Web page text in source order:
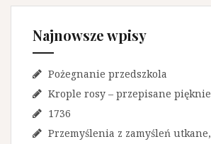
Najnowsze wpisy
Pożegnanie przedszkola
Krople rosy – przepisane pięknie
1736
Przemyślenia z zamyśleń utkane,